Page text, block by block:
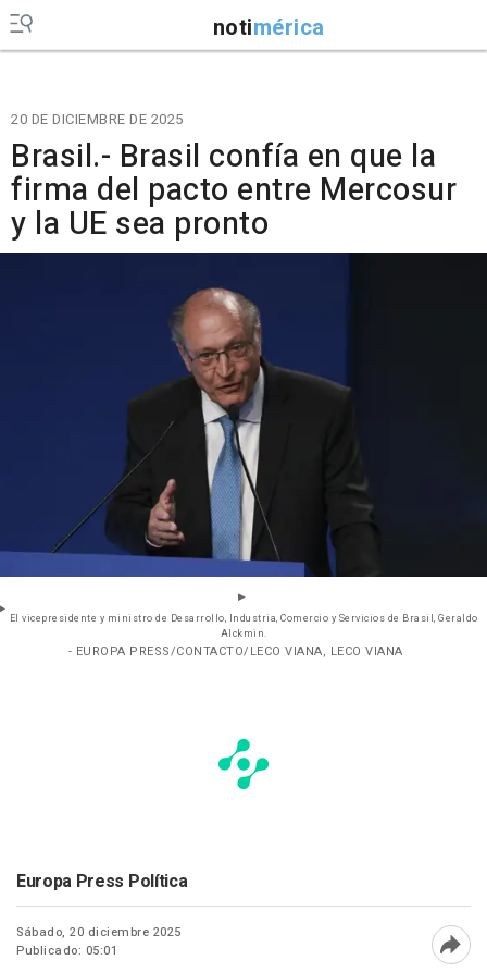
notimérica
20 DE DICIEMBRE DE 2025
Brasil.- Brasil confía en que la
firma del pacto entre Mercosur
y la UE sea pronto
El vicepresidente y ministro de Desarrollo, Industria, Comercio y Servicios de Brasil, Geraldo
Alckmin.
- EUROPA PRESS/CONTACTO/LECO VIANA, LECO VIANA
Europa Press Política
Sábado, 20 diciembre 2025
Publicado: 05:01